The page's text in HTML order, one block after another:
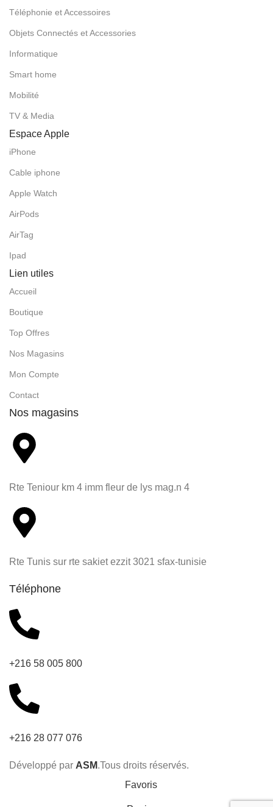
Téléphonie et Accessoires
Objets Connectés et Accessories
Informatique
Smart home
Mobilité
TV & Media
Espace Apple
iPhone
Cable iphone
Apple Watch
AirPods
AirTag
Ipad
Lien utiles
Accueil
Boutique
Top Offres
Nos Magasins
Mon Compte
Contact
Nos magasins
Rte Teniour km 4 imm fleur de lys mag.n 4
Rte Tunis sur rte sakiet ezzit 3021 sfax-tunisie
Téléphone
+216 58 005 800
+216 28 077 076
Développé par ASM.Tous droits réservés.
Favoris